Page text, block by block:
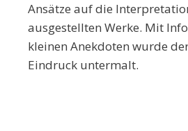
Ansätze auf die
ausgestellten Werke. Mit
kleinen Anekdoten wurde
Eindruck untermalt.